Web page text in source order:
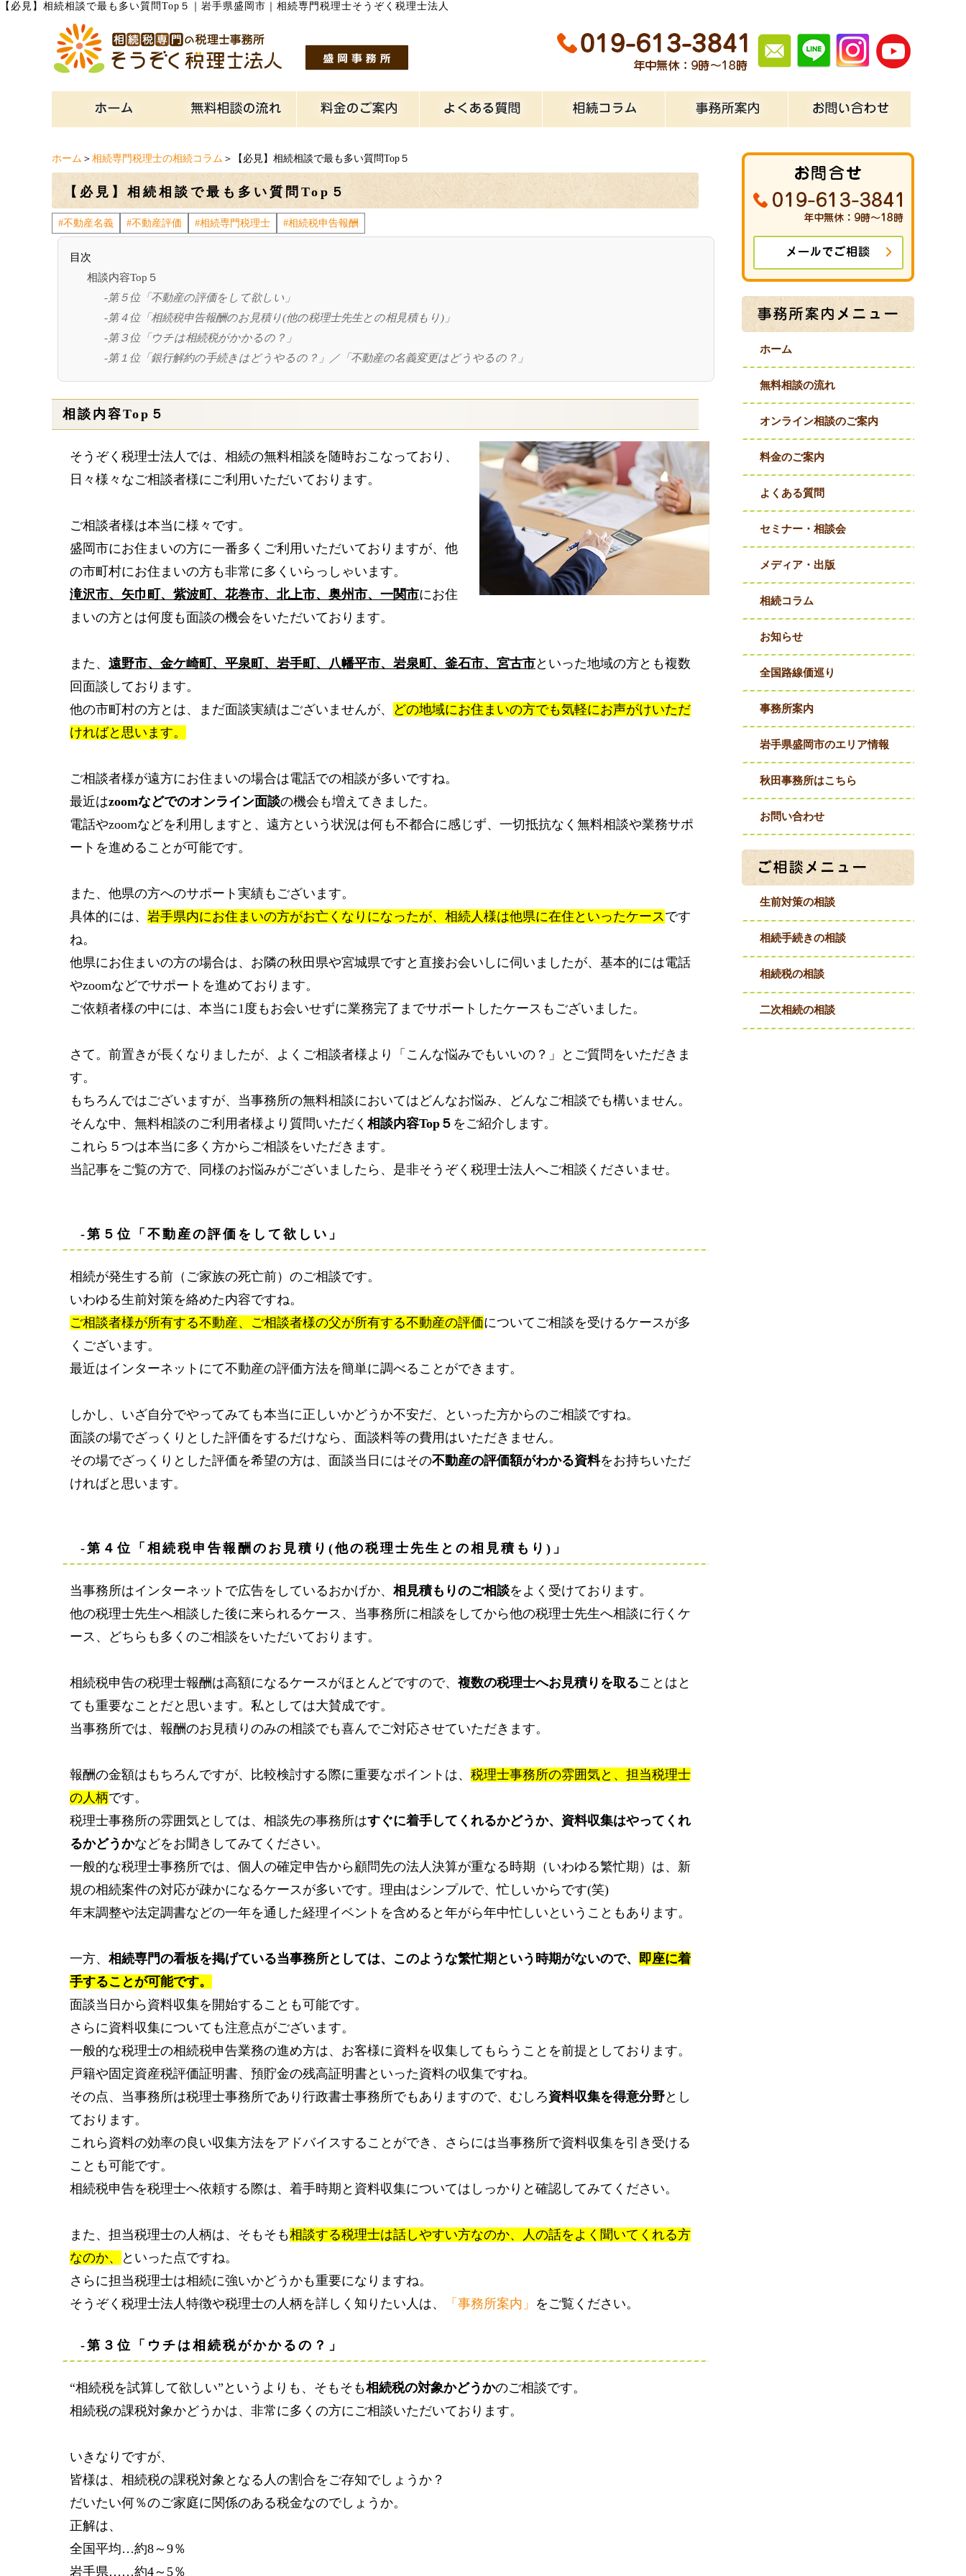
【必見】相続相談で最も多い質問Top５ 岩手県盛岡市｜相続専門税理士そうぞく税理士法人
ホーム ＞ 相続専門税理士の相続コラム ＞【必見】相続相談で最も多い質問Top５
【必見】相続相談で最も多い質問Top５
#不動産名義 #不動産評価 #相続専門税理士 #相続税申告報酬
目次
相談内容Top５
-第５位「不動産の評価をして欲しい」
-第４位「相続税申告報酬のお見積り(他の税理士先生との相見積もり)」
-第３位「ウチは相続税がかかるの？」
-第１位「銀行解約の手続きはどうやるの？」／「不動産の名義変更はどうやるの？」
相談内容Top５
そうぞく税理士法人では、相続の無料相談を随時おこなっており、
日々様々なご相談者様にご利用いただいております。
ご相談者様は本当に様々です。
盛岡市にお住まいの方に一番多くご利用いただいておりますが、他
の市町村にお住まいの方も非常に多くいらっしゃいます。
滝沢市、矢巾町、紫波町、花巻市、北上市、奥州市、一関市にお住
まいの方とは何度も面談の機会をいただいております。
また、 遠野市、金ケ崎町、平泉町、岩手町、八幡平市、岩泉町、釜石市、宮古市といった地域の方とも複数
回面談しております。
他の市町村の方とは、まだ面談実績はございませんが、 どの地域にお住まいの方でも気軽にお声がけいただ
ければと思います。
ご相談者様が遠方にお住まいの場合は電話での相談が多いですね。
最近はzoomなどでのオンライン面談の機会も増えてきました。
電話やzoomなどを利用しますと、遠方という状況は何も不都合に感じず、一切抵抗なく無料相談や業務サポ
ートを進めることが可能です。
また、他県の方へのサポート実績もございます。
具体的には、 岩手県内にお住まいの方がお亡くなりになったが、相続人様は他県に在住といったケース です
ね。
他県にお住まいの方の場合は、お隣の秋田県や宮城県ですと直接お会いしに伺いましたが、基本的には電話
やzoomなどでサポートを進めております。
ご依頼者様の中には、本当に1度もお会いせずに業務完了までサポートしたケースもございました。
さて。前置きが長くなりましたが、よくご相談者様より「こんな悩みでもいいの？」とご質問をいただきま
す。
もちろんではございますが、当事務所の無料相談においてはどんなお悩み、どんなご相談でも構いません。
そんな中、無料相談のご利用者様より質問いただく 相談内容Top５ をご紹介します。
これら５つは本当に多く方からご相談をいただきます。
当記事をご覧の方で、同様のお悩みがございましたら、是非そうぞく税理士法人へご相談くださいませ。
-第５位「不動産の評価をして欲しい」
相続が発生する前（ご家族の死亡前）のご相談です。
いわゆる生前対策を絡めた内容ですね。
ご相談者様が所有する不動産、ご相談者様の父が所有する不動産の評価についてご相談を受けるケースが多
くございます。
最近はインターネットにて不動産の評価方法を簡単に調べることができます。
しかし、いざ自分でやってみても本当に正しいかどうか不安だ、といった方からのご相談ですね。
面談の場でざっくりとした評価をするだけなら、面談料等の費用はいただきません。
その場でざっくりとした評価を希望の方は、面談当日にはその不動産の評価額がわかる資料をお持ちいただ
ければと思います。
-第４位「相続税申告報酬のお見積り(他の税理士先生との相見積もり)」
当事務所はインターネットで広告をしているおかげか、 相見積もりのご相談をよく受けております。
他の税理士先生へ相談した後に来られるケース、当事務所に相談をしてから他の税理士先生へ相談に行くケ
ース、どちらも多くのご相談をいただいております。
相続税申告の税理士報酬は高額になるケースがほとんどですので、 複数の税理士へお見積りを取ることはと
ても重要なことだと思います。私としては大賛成です。
当事務所では、報酬のお見積りのみの相談でも喜んでご対応させていただきます。
報酬の金額はもちろんですが、比較検討する際に重要なポイントは、 税理士事務所の雰囲気と、担当税理士
の人柄です。
税理士事務所の雰囲気としては、相談先の事務所はすぐに着手してくれるかどうか、資料収集はやってくれ
るかどうかなどをお聞きしてみてください。
一般的な税理士事務所では、個人の確定申告から顧問先の法人決算が重なる時期（いわゆる繁忙期）は、新
規の相続案件の対応が疎かになるケースが多いです。理由はシンプルで、忙しいからです(笑)
年末調整や法定調書などの一年を通した経理イベントを含めると年がら年中忙しいということもあります。
一方、 相続専門の看板を掲げている当事務所としては、このような繁忙期という時期がないので、 即座に着
手することが可能です。
面談当日から資料収集を開始することも可能です。
さらに資料収集についても注意点がございます。
一般的な税理士の相続税申告業務の進め方は、お客様に資料を収集してもらうことを前提としております。
戸籍や固定資産税評価証明書、預貯金の残高証明書といった資料の収集ですね。
その点、当事務所は税理士事務所であり行政書士事務所でもありますので、むしろ資料収集を得意分野とし
ております。
これら資料の効率の良い収集方法をアドバイスすることができ、さらには当事務所で資料収集を引き受ける
ことも可能です。
相続税申告を税理士へ依頼する際は、着手時期と資料収集についてはしっかりと確認してみてください。
また、担当税理士の人柄は、そもそも相談する税理士は話しやすい方なのか、人の話をよく聞いてくれる方
なのか、
といった点ですね。
さらに担当税理士は相続に強いかどうかも重要になりますね。
そうぞく税理士法人特徴や税理士の人柄を詳しく知りたい人は、
「事務所案内」 をご覧ください。
-第３位「ウチは相続税がかかるの？」
“相続税を試算して欲しい”というよりも、そもそも相続税の対象かどうかのご相談です。
相続税の課税対象かどうかは、非常に多くの方にご相談いただいております。
いきなりですが、
皆様は、相続税の課税対象となる人の割合をご存知でしょうか？
だいたい何％のご家庭に関係のある税金なのでしょうか。
正解は、
全国平均…約8～9％
岩手県……約4～5％
ホーム
無料相談の流れ
オンライン相談のご案内
料金のご案内
よくある質問
セミナー・相談会
メディア・出版
相続コラム
お知らせ
全国路線価巡り
事務所案内
岩手県盛岡市のエリア情報
秋田事務所はこちら
お問い合わせ
生前対策の相談
相続手続きの相談
相続税の相談
二次相続の相談